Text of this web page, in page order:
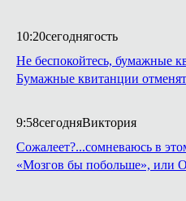
10:20сегоднягость
Не беспокойтесь, бумажные
Бумажные квитанции
9:58сегодняВиктория
Сожалеет?...сомневаюсь в
«Мозгов бы побольше», или О